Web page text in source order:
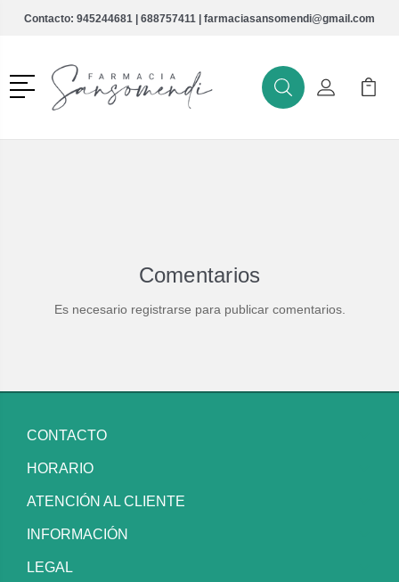
Contacto: 945244681 | 688757411 | farmaciasansomendi@gmail.com
Menú
BuscarMi Cuenta
Mi
Comentarios
Es necesario registrarse para publicar comentarios.
CONTACTO
HORARIO
ATENCIÓN AL CLIENTE
INFORMACIÓN
LEGAL